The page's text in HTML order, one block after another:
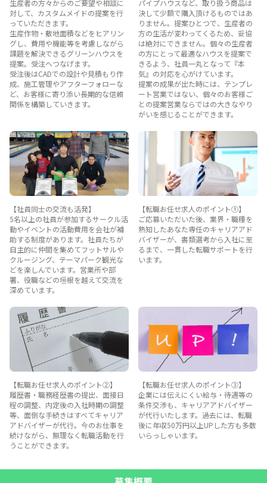
生産者の方々からのご要望や相談に
対して、カスタムメイドの提案を行
っていただきます。
生産作物・敷地面積などをヒアリン
グし、費用や機能等を考慮しながら
課題を解決できるグリーンハウスを
提案。受注へつなげます。
受注後はCADでの設計や見積もり作
成、施工管理やアフターフォローな
ど、お客様に寄り添い長期的な信頼
関係を構築していきます。
パイプハウスなど、取り扱う商品は
決して少額で購入頂けるものではあ
りません。提案ひとつで、生産者の
方の生活が変わってくるため、妥協
は絶対にできません。個々の生産者
の方にとって最適なハウスを提案で
きるよう、社員一丸となって『本
気』の対応を心がけています。
提案の成果が出た時には、テンプレ
ート営業ではない、個々のお客様ご
との提案営業ならではの大きなやり
がいを感じることができます。
【社員同士の交流も活発】
5名以上の社員が参加するサークル活
動やイベントの活動費用を会社が補
助する制度があります。社員たちが
自主的に仲間を集めてフットサルや
クルージング、テーマパーク観光な
どを楽しんでいます。営業所や部
署、役職などの垣根を越えて交流を
深めています。
【転職お任せ求人のポイント①】
ご応募いただいた後、業界・職種を
熟知したあなた専任のキャリアアド
バイザーが、書類選考から入社に至
るまで、一貫した転職サポートを行
います。
【転職お任せ求人のポイント②】
履歴書・職務経歴書の提出、面接日
程の調整、内定後の入社時期の調整
等、面倒な手続きはすべてキャリア
アドバイザーが代行。今のお仕事を
続けながら、無理なく転職活動を行
うことができます。
【転職お任せ求人のポイント③】
企業には伝えにくい給与・待遇等の
条件交渉も、キャリアアドバイザー
が代行いたします。過去には、転職
後に年収50万円以上UPした方も多数
いらっしゃいます。